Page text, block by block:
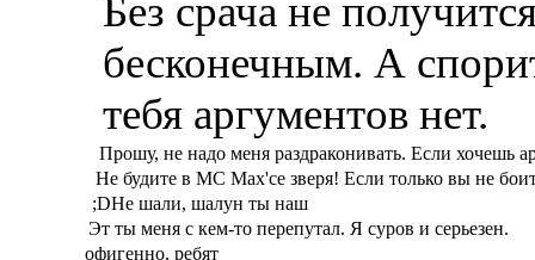
Без срача не
бесконечным. А
тебя аргументов нет.
Прошу, не надо меня раздраконивать. Если хочешь
Не будите в MC Max'се зверя! Если только вы не
;DНе шали, шалун ты наш
Эт ты меня с кем-то перепутал. Я суров и серьезен.
офигенно, ребят